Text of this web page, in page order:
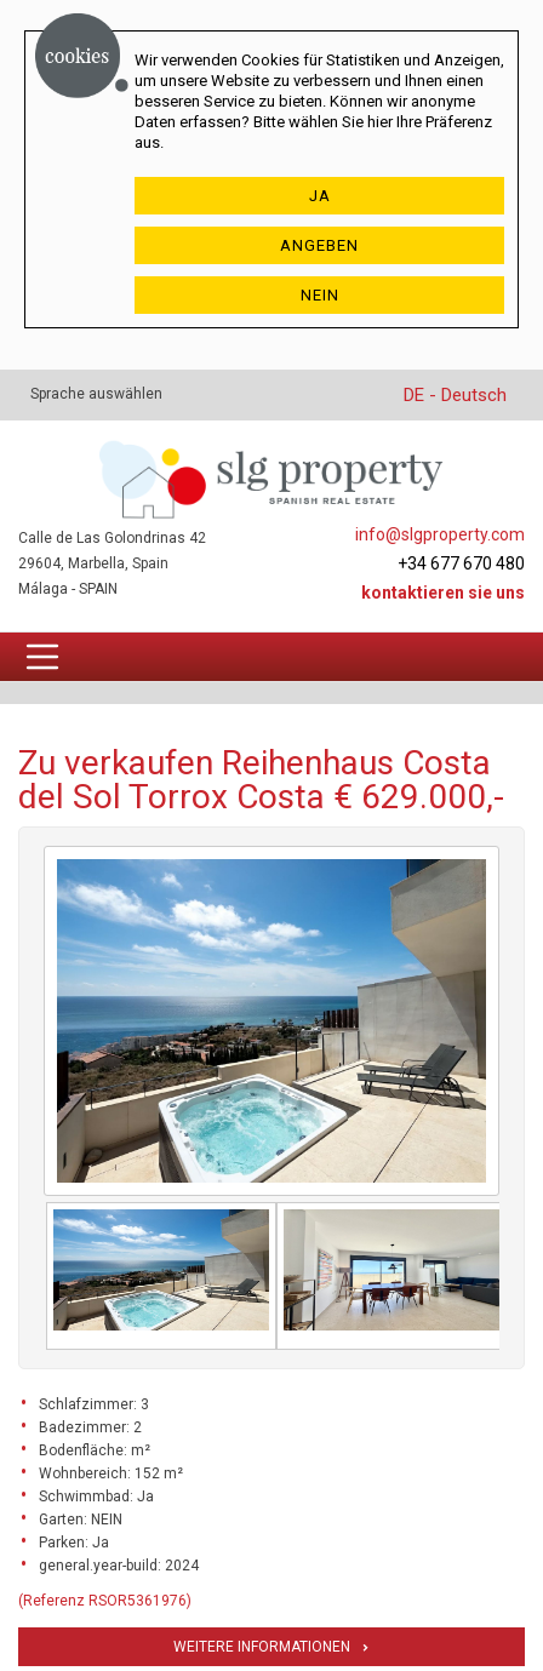
Wir verwenden Cookies für Statistiken und Anzeigen,
um unsere Website zu verbessern und Ihnen einen
besseren Service zu bieten. Können wir anonyme
Daten erfassen? Bitte wählen Sie hier Ihre Präferenz
aus.
JA
ANGEBEN
NEIN
Sprache auswählen DE - Deutsch
info@slgproperty.com
+34 677 670 480
kontaktieren sie uns
Calle de Las Golondrinas 42
29604, Marbella, Spain
Málaga - SPAIN
Zu verkaufen Reihenhaus Costa
del Sol Torrox Costa € 629.000,-
Schlafzimmer: 3
Badezimmer: 2
Bodenfläche: m²
Wohnbereich: 152 m²
Schwimmbad: Ja
Garten: NEIN
Parken: Ja
general.year-build: 2024
(Referenz RSOR5361976)
WEITERE INFORMATIONEN